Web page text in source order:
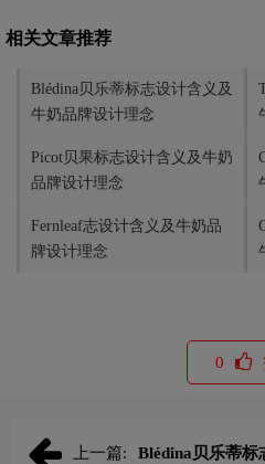
相关文章推荐
Blédina贝乐蒂标志设计含义及
牛奶品牌设计理念
Picot贝果标志设计含义及牛奶
品牌设计理念
Fernleaf志设计含义及牛奶品
牌设计理念
0
上一篇:
Blédina贝乐蒂标